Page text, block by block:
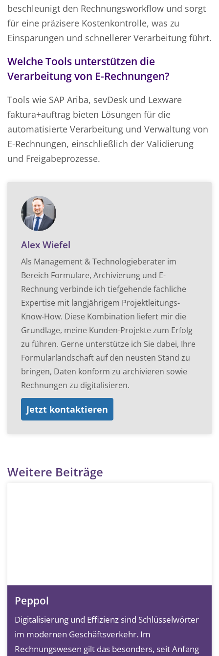
beschleunigt den Rechnungsworkflow und sorgt
für eine präzisere Kostenkontrolle, was zu
Einsparungen und schnellerer Verarbeitung führt.
Welche Tools unterstützen die
Verarbeitung von E-Rechnungen?
Tools wie SAP Ariba, sevDesk und Lexware
faktura+auftrag bieten Lösungen für die
automatisierte Verarbeitung und Verwaltung von
E-Rechnungen, einschließlich der Validierung
und Freigabeprozesse.
Alex Wiefel
Als Management & Technologieberater im
Bereich Formulare, Archivierung und E-
Rechnung verbinde ich tiefgehende fachliche
Expertise mit langjährigem Projektleitungs-
Know-How. Diese Kombination liefert mir die
Grundlage, meine Kunden-Projekte zum Erfolg
zu führen. Gerne unterstütze ich Sie dabei, Ihre
Formularlandschaft auf den neusten Stand zu
bringen, Daten konform zu archivieren sowie
Rechnungen zu digitalisieren.
Jetzt kontaktieren
Weitere Beiträge
Peppol
Digitalisierung und Effizienz sind Schlüsselwörter
im modernen Geschäftsverkehr. Im
Rechnungswesen gilt das besonders, seit Anfang